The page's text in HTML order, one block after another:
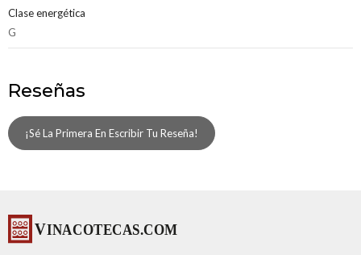
Clase energética
G
Reseñas
¡Sé La Primera En Escribir Tu Reseña!